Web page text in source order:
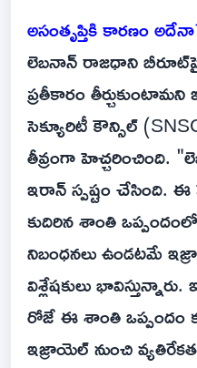
అసంతృప్తికి కారణం
లెబనాన్ రాజధాని
ప్రతీకారం
సెక్యూరిటీ కౌన్సిల్
తీవ్రంగా హెచ్చరించింది.
ఇరాన్ స్పష్టం చేసింది.
కుదిరిన శాంతి
నిబంధనలు ఉండటమే
విశ్లేషకులు
రోజే ఈ శాంతి ఒప్పందం
ఇజ్రాయెల్ నుంచి